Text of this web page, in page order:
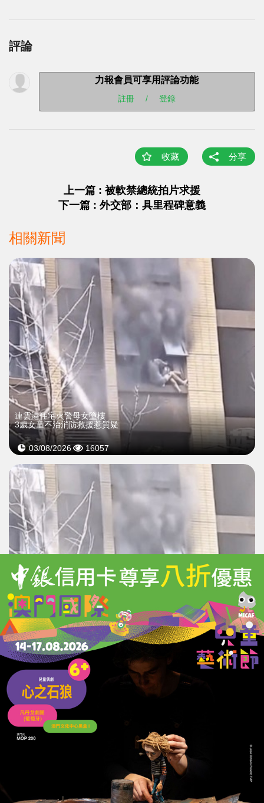
評論
力報會員可享用評論功能
註冊 / 登錄
收藏 分享
上一篇 : 被軟禁總統拍片求援
下一篇 : 外交部：具里程碑意義
相關新聞
連雲港住宅火警母女墮樓
3歲女童不治消防救援惹質疑
03/08/2026 16057
連雲港住宅火警母女墮樓
3歲女童不治消防救援惹質疑
02/08/2026 16787